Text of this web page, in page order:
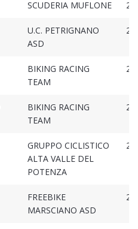
SCUDERIA MUFLONE
U.C. PETRIGNANO
ASD
BIKING RACING
TEAM
BIKING RACING
TEAM
GRUPPO CICLISTICO
ALTA VALLE DEL
POTENZA
FREEBIKE
MARSCIANO ASD